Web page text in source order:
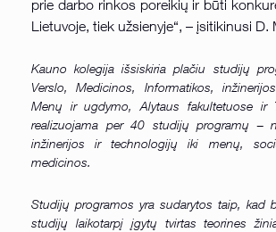
prie darbo rinkos poreikių ir būti
Lietuvoje, tiek užsienyje“, – įsitikinusi D.
Kauno kolegija išsiskiria plačiu studijų
Verslo, Medicinos, Informatikos,
Menų ir ugdymo, Alytaus fakultetuose ir
realizuojama per40 studijų programų –
inžinerijos ir technologijų iki menų,
medicinos.
Studijų programos yra sudarytos taip, kad
studijų laikotarpį įgytų tvirtas teorines